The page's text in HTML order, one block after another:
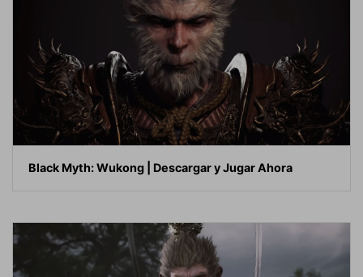
Black Myth: Wukong | Descargar y Jugar Ahora